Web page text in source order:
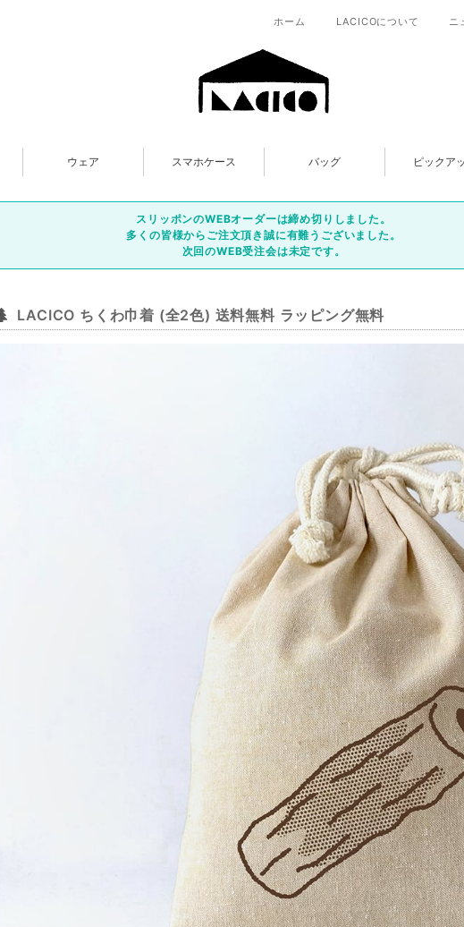
ホーム LACICOについて ニ
ウェア スマホケース バッグ ピックア
スリッポンのWEBオーダーは締め切りしました。
多くの皆様からご注文頂き誠に有難うございました。
次回のWEB受注会は未定です。
LACICO ちくわ巾着 (全2色) 送料無料 ラッピング無料